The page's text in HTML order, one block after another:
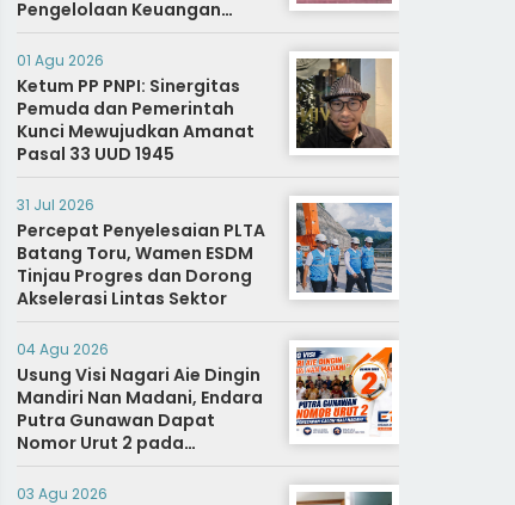
Pengelolaan Keuangan
Dipertanyakan, Aparat
Diminta Segera Usut
01 Agu 2026
Ketum PP PNPI: Sinergitas
Pemuda dan Pemerintah
Kunci Mewujudkan Amanat
Pasal 33 UUD 1945
31 Jul 2026
Percepat Penyelesaian PLTA
Batang Toru, Wamen ESDM
Tinjau Progres dan Dorong
Akselerasi Lintas Sektor
04 Agu 2026
Usung Visi Nagari Aie Dingin
Mandiri Nan Madani, Endara
Putra Gunawan Dapat
Nomor Urut 2 pada
Penetapan Calon Wali
Nagari.
03 Agu 2026